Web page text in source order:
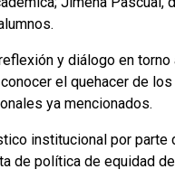
y diálogo en
el quehacer de
ya mencionados.
institucional por parte
de política de equidad